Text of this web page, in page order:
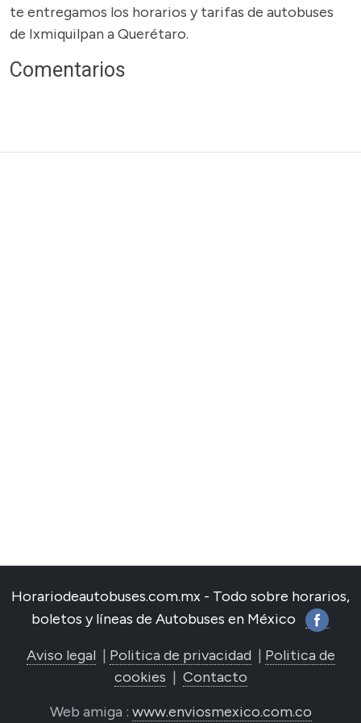
te entregamos los horarios y tarifas de autobuses
de Ixmiquilpan a Querétaro.
Comentarios
Horariodeautobuses.com.mx - Todo sobre horarios,
boletos y líneas de Autobuses en México
Aviso legal| Politica de privacidad | Politica de
cookies | Contacto
Web amiga : www.enviosmexico.com.co